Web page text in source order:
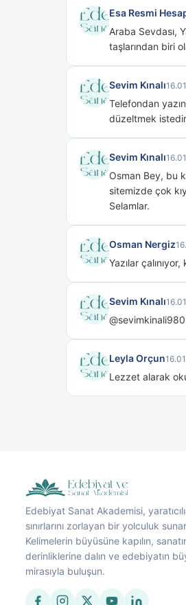
Esa Resmi
Araba Sevdası,
taşlarından biri
Sevim Kınalı
Telefondan
düzeltmek
Sevim Kınalı
Osman Bey, bu
sitemizde çok
Selamlar.
Osman Nergiz
Yazılar
Sevim Kınalı
Leyla Orçun
Lezzet alarak
Edebiyat Sanat Akademisi,
sınırlarını zorlayan bir yolculuk
Kelimelerin büyüsüne kapılın,
derinliklerine dalın ve edebiyatın
mirasıyla buluşun.